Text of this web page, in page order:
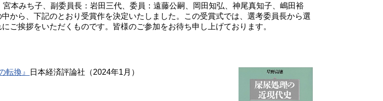
本みち子、副委員長：岩田三代、委員：遠藤公嗣、岡田知弘、神尾真知子、嶋田裕
から、下記のとおり受賞作を決定いたしました。この受賞式では、選考委員長から選
ご挨拶をいただくものです。皆様のご参加をお待ち申し上げております。
転換』 日本経済評論社（2024年1月）